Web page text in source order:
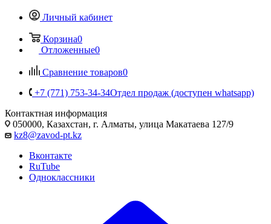
Личный кабинет
Корзина0
Отложенные0
Сравнение товаров0
+7 (771) 753-34-34Отдел продаж (доступен whatsapp)
Контактная информация
050000, Казахстан, г. Алматы, улица Макатаева 127/9
kz8@zavod-pt.kz
Вконтакте
RuTube
Одноклассники